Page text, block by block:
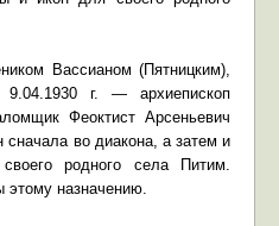
Вассианом (Пятницким),
9.04.1930 г. — архиепископ
Феоктист Арсеньевич
во диакона, а затем и
родного села Питим.
этому назначению.